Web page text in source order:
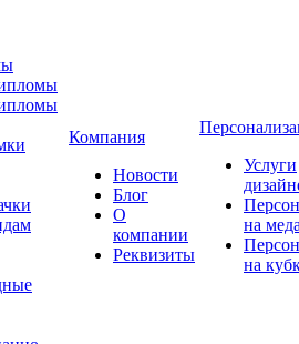
Компания
Новости
Блог
О
компании
Реквизиты
Услуги
на
на